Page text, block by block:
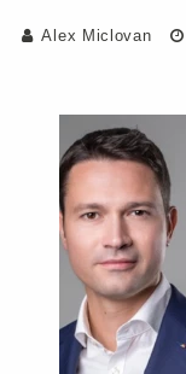
Alex Miclovan